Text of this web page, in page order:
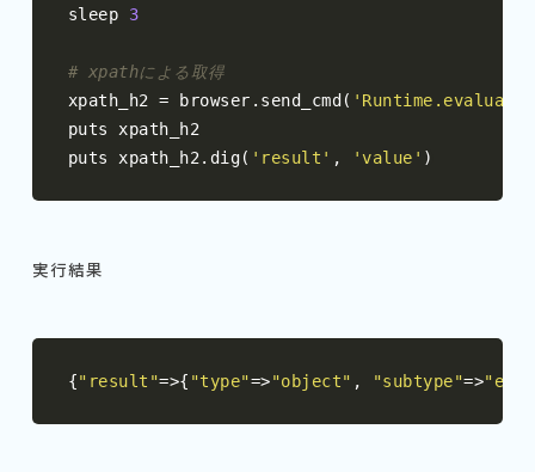
sleep 3
# xpathによる取得
xpath_h2 = browser . send_cmd ( 'Runtime.evaluate'
puts xpath_h2
puts xpath_h2 . dig( 'result' , 'value' )
実行結果
{"result"=>{ "type"=>"object" , "subtype"=>